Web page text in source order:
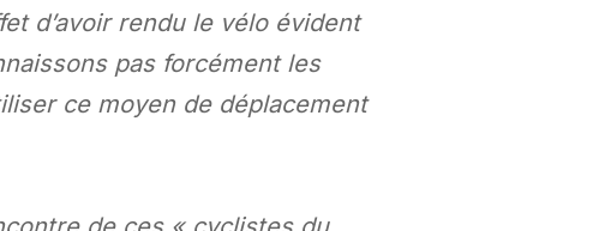
d’avoir rendu le vélo évident
pas forcément les
ce moyen de déplacement